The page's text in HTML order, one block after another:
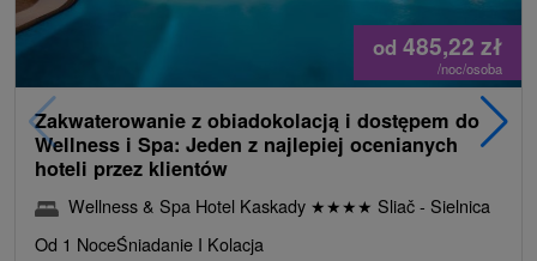
od 485,22 zł
/noc/osoba
Zakwaterowanie z obiadokolacją i dostępem do
Wellness i Spa: Jeden z najlepiej ocenianych
hoteli przez klientów
Wellness & Spa Hotel Kaskady ★★★★ Sliač - Sielnica
Od 1 NoceŚniadanie I Kolacja